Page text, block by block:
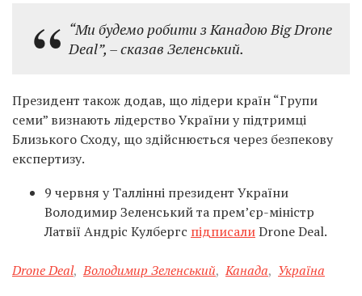
“Ми будемо робити з Канадою Big Drone
Deal”, – сказав Зеленський.
Президент також додав, що лідери країн “Групи
семи” визнають лідерство України у підтримці
Близького Сходу, що здійснюється через безпекову
експертизу.
9 червня у Таллінні президент України
Володимир Зеленський та прем’єр-міністр
Латвії Андріс Кулбергс підписалиDrone Deal.
Drone Deal, Володимир Зеленський, Канада, Україна